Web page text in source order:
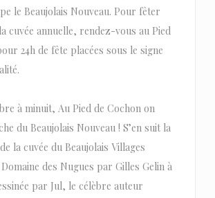
le Beaujolais Nouveau. Pour fêter
cuvée annuelle, rendez-vous au Pied
24h de fête placées sous le signe
à minuit, Au Pied de Cochon on
du Beaujolais Nouveau ! S’en suit la
la cuvée du Beaujolais Villages
des Nugues par Gilles Gelin à
par Jul, le célèbre auteur